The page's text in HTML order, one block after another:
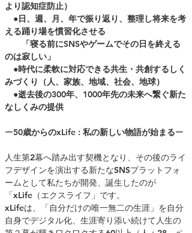
より認知症防止）
●日、週、月、年で振り返り、整理し将来を考
える踊り場を慣習化させる
「寝る前にSNSやゲームでその日を終える
のは寂しい」
●時代に柔軟に対応できる共生・共創するしく
みづくり（人、家族、地域、社会、地球）
●逝去後の300年、1000年先の未来へ繋ぐ新た
なしくみの提供
ー50歳からのxLife : 私の新しい物語が始まるー
人生第2幕へ踏み出す契機となり、その後のライ
フデザインを演出する新たなSNSプラットフォ
ームとして私たちが開発、誕生したのが
「xLife（エクスライフ」です。
xLifeは、「自分だけの唯一無二の生涯」を自分
自身でデジタル化、生涯寄り添い続けて人生の